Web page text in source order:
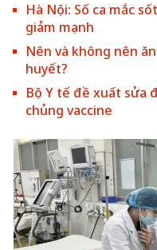
Hà Nội: Số ca mắc
giảm mạnh
Nên và không nên
huyết?
Bộ Y tế đề xuất sửa
chủng vaccine